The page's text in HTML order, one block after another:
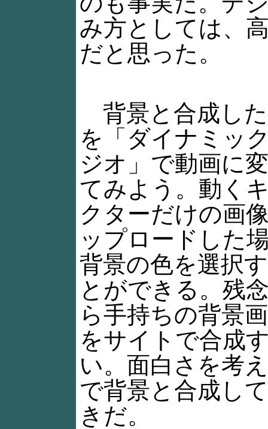
み方としては、
だと思った。
背景と合成し
を「ダイナミッ
ジオ」で動画に
てみよう。動く
クターだけの画
ップロードした
背景の色を選択
とができる。残
ら手持ちの背景
をサイトで合成
い。面白さを考
で背景と合成し
きだ。